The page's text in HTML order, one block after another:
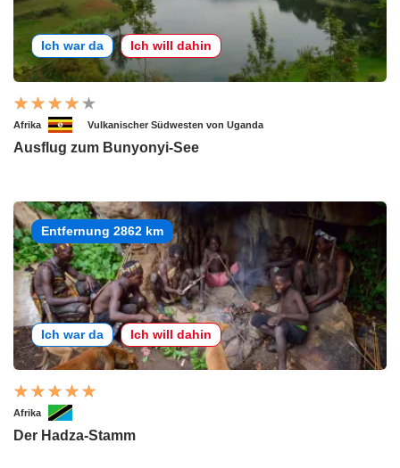
Ich war da Ich will dahin
Afrika Vulkanischer Südwesten von Uganda
Ausflug zum Bunyonyi-See
Entfernung 2862 km
Ich war da Ich will dahin
Afrika
Der Hadza-Stamm